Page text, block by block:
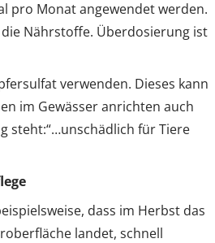
pro Monat angewendet werden.
Nährstoffe. Überdosierung ist
verwenden. Dieses kann
im Gewässer anrichten auch
steht:“…unschädlich für Tiere
dass im Herbst das
landet, schnell